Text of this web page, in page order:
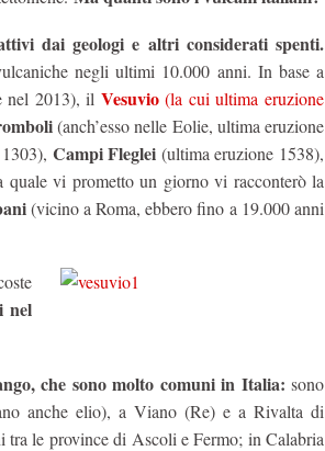
dai geologi e altri considerati spenti.
negli ultimi 10.000 anni. In base a
nel 2013), il Vesuvio(la cui ultima eruzione
(anch’esso nelle Eolie, ultima eruzione
Campi Fleglei (ultima eruzione 1538),
quale vi prometto un giorno vi racconterò la
(vicino a Roma, ebbero fino a 19.000 anni
nel
che sono molto comuni in Italia: sono
anche elio), a Viano (Re) e a Rivalta di
le province di Ascoli e Fermo; in Calabria